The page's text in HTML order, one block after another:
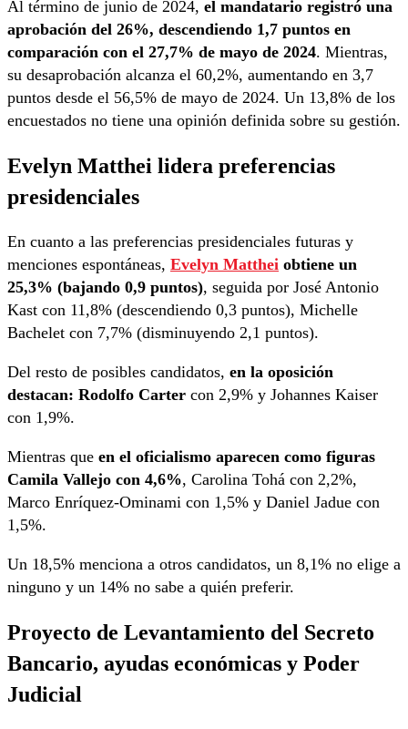
Al término de junio de 2024, el mandatario registró una
aprobación del 26%, descendiendo 1,7 puntos en
comparación con el 27,7% de mayo de 2024. Mientras,
su desaprobación alcanza el 60,2%, aumentando en 3,7
puntos desde el 56,5% de mayo de 2024. Un 13,8% de los
encuestados no tiene una opinión definida sobre su gestión.
Evelyn Matthei lidera preferencias
presidenciales
En cuanto a las preferencias presidenciales futuras y
menciones espontáneas, Evelyn Matthei obtiene un
25,3% (bajando 0,9 puntos), seguida por José Antonio
Kast con 11,8% (descendiendo 0,3 puntos), Michelle
Bachelet con 7,7% (disminuyendo 2,1 puntos).
Del resto de posibles candidatos, en la oposición
destacan: Rodolfo Carter con 2,9% y Johannes Kaiser
con 1,9%.
Mientras que en el oficialismo aparecen como figuras
Camila Vallejo con 4,6%, Carolina Tohá con 2,2%,
Marco Enríquez-Ominami con 1,5% y Daniel Jadue con
1,5%.
Un 18,5% menciona a otros candidatos, un 8,1% no elige a
ninguno y un 14% no sabe a quién preferir.
Proyecto de Levantamiento del Secreto
Bancario, ayudas económicas y Poder
Judicial